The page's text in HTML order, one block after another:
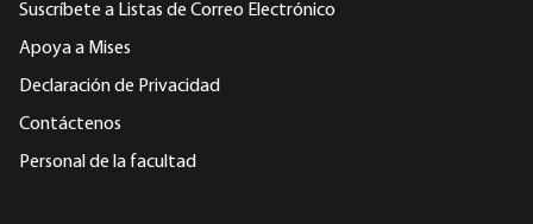
Suscríbete a Listas de Correo Electrónico
Apoya a Mises
Declaración de Privacidad
Contáctenos
Personal de la facultad